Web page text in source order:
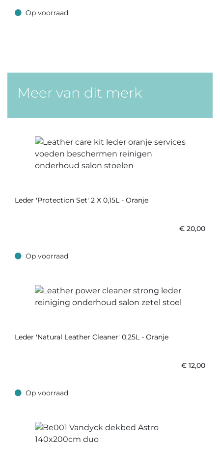
Op voorraad
Op voorraad
Meer van dit merk
Leder 'Protection Set' 2 X 0,15L - Oranje
€ 20,00
Op voorraad
Op voorraad
Leder 'Natural Leather Cleaner' 0,25L - Oranje
€ 12,00
Op voorraad
Op voorraad